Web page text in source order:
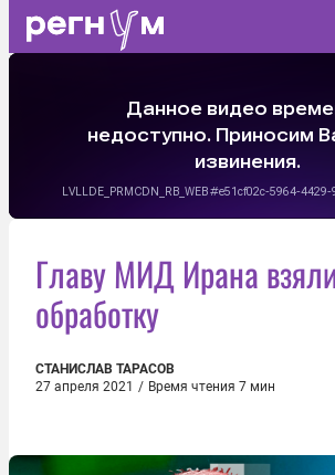
Главу МИД Ирана
обработку
СТАНИСЛАВ ТАРАСОВ
27 апреля 2021 / Время чтения 7 мин